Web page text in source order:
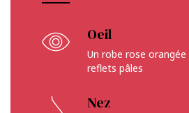
Oeil
Un robe rose
reflets pâles
Nez